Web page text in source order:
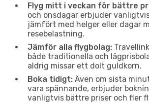
Flyg mitt i veckan för bättre
och onsdagar erbjuder
jämfört med helger eller dagar
resebelastning.
Jämför alla flygbolag:
både traditionella och
aldrig missar ett dolt guldkorn.
Boka tidigt: Även om sista
vara spännande, erbjuder
vanligtvis bättre priser och fler